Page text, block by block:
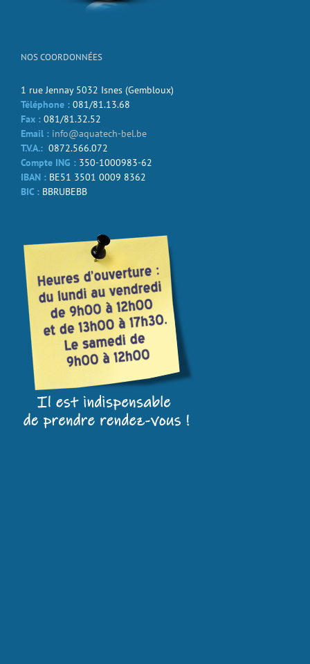
NOS COORDONNÉES
1 rue Jennay 5032 Isnes (Gembloux)
Téléphone : 081/81.13.68
Fax : 081/81.32.52
Email : info@aquatech-bel.be
T.V.A.: 0872.566.072
Compte ING : 350-1000983-62
IBAN : BE51 3501 0009 8362
BIC : BBRUBEBB